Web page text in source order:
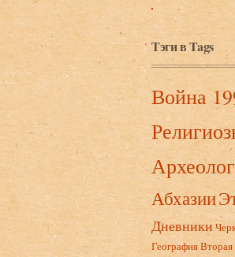
Тэги в Tags
Война
Абхазии
Дневники
География